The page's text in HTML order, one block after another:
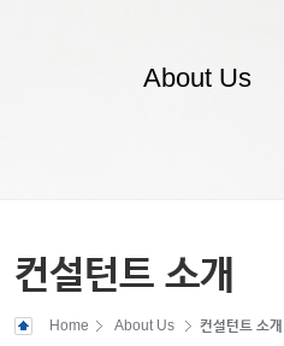
About Us
컨설턴트 소개
Home About Us 컨설턴트 소개